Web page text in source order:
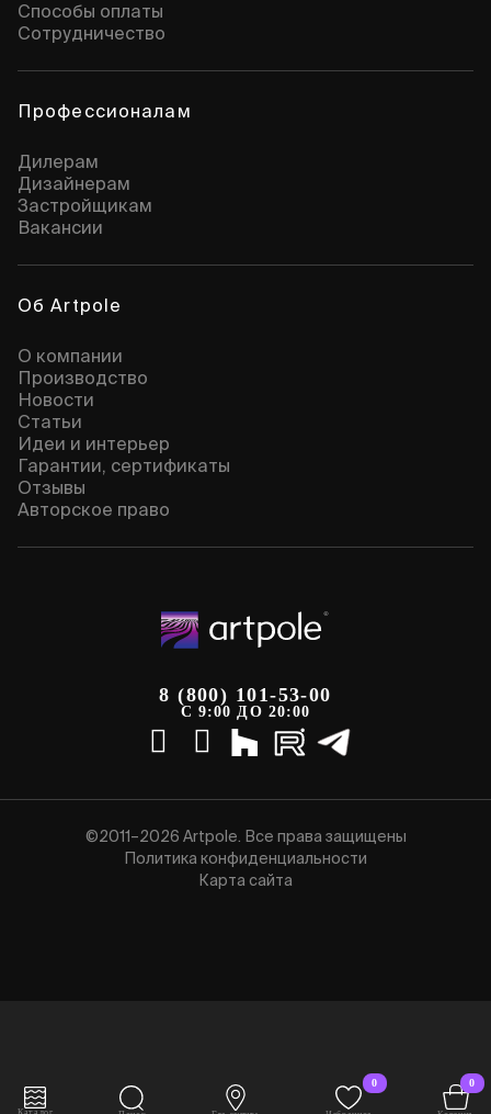
0 0
Способы оплаты
Сотрудничество
Профессионалам
Дилерам
Дизайнерам
Застройщикам
Вакансии
Об Artpole
О компании
Производство
Новости
Статьи
Идеи и интерьер
Гарантии, сертификаты
Отзывы
Авторское право
8 (800) 101-53-00
С 9:00 ДО 20:00
©2011–2026 Artpole. Все права защищены
Политика конфиденциальности
Карта сайта